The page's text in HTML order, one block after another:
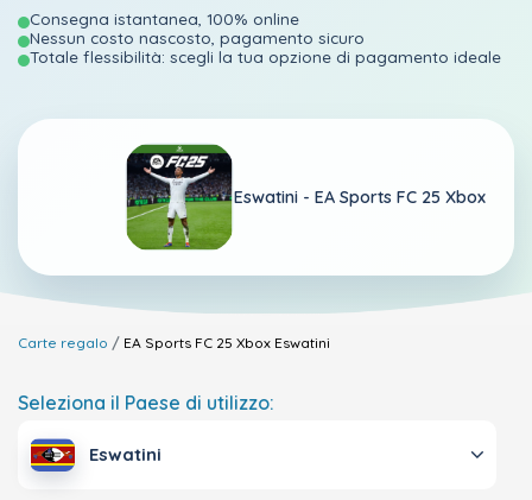
Consegna istantanea, 100% online
Nessun costo nascosto, pagamento sicuro
Totale flessibilità: scegli la tua opzione di pagamento ideale
Eswatini - EA Sports FC 25 Xbox
Carte regalo EA Sports FC 25 Xbox Eswatini
Seleziona il Paese di utilizzo:
Eswatini